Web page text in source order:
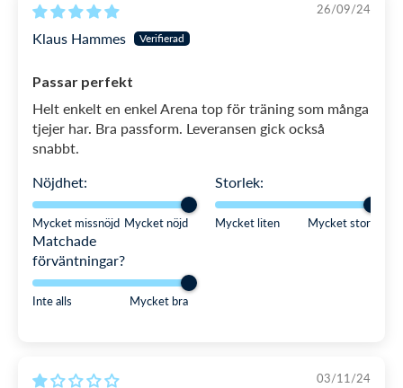
26/09/24
Klaus Hammes
Passar perfekt
Helt enkelt en enkel Arena top för träning som många
tjejer har. Bra passform. Leveransen gick också
snabbt.
Nöjdhet:
Mycket missnöjd Mycket nöjd
Storlek:
Mycket liten Mycket stor
Matchade
förväntningar?
Inte alls Mycket bra
03/11/24